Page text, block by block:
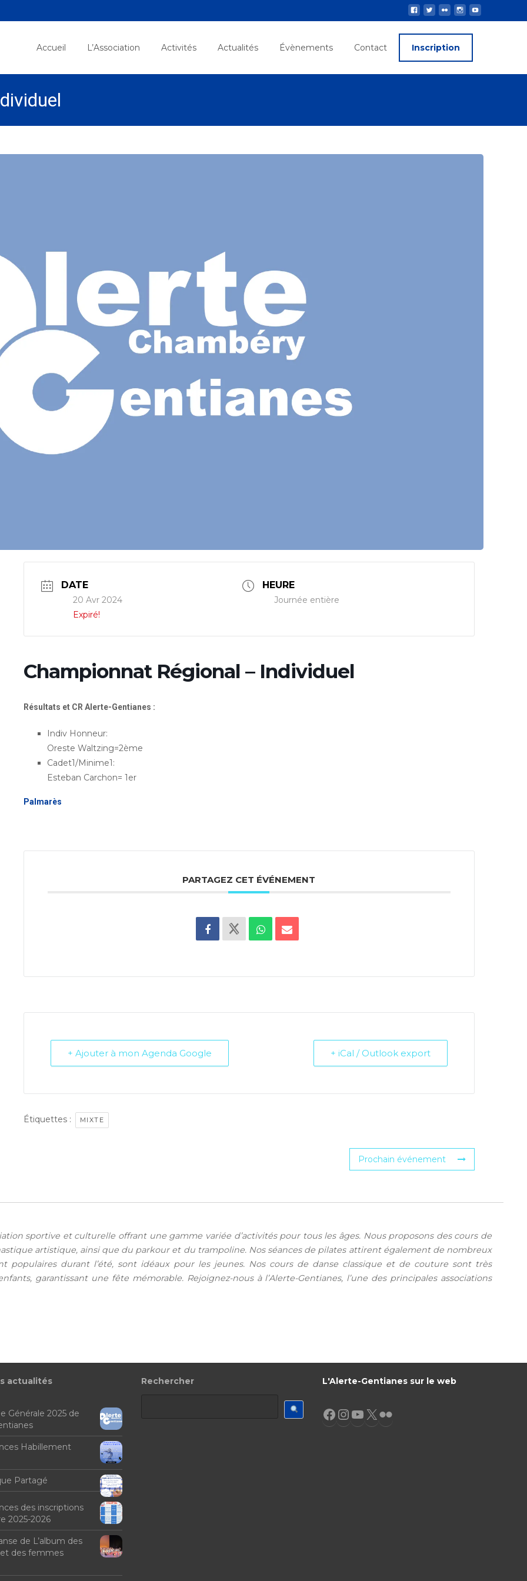
Accueil L’Association Activités Actualités Évènements Contact Inscription
DATE
20 Avr 2024
Expiré!
HEURE
Journée entière
Championnat Régional – Individuel
Résultats et CR Alerte-Gentianes :
Indiv Honneur:
Oreste Waltzing=2ème
Cadet1/Minime1:
Esteban Carchon= 1er
Palmarès
PARTAGEZ CET ÉVÉNEMENT
+ Ajouter à mon Agenda Google + iCal / Outlook export
Étiquettes : MIXTE
Prochain événement
sportive et culturelle offrant une gamme variée d’activités pour tous les âges. Nous proposons des cours de
artistique, ainsi que du parkour et du trampoline. Nos séances de pilates attirent également de nombreux
populaires durant l’été, sont idéaux pour les jeunes. Nos cours de danse classique et de couture sont très
garantissant une fête mémorable. Rejoignez-nous à l’Alerte-Gentianes, l’une des principales associations
actualités
Générale 2025 de
Habillement
Partagé
des inscriptions
2025-2026
de L’album des
des femmes
Rechercher L'Alerte-Gentianes sur le web
Facebook
Instagram
YouTube
X Flickr